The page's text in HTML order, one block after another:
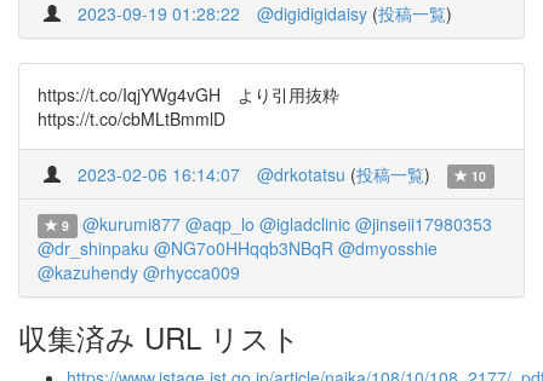
2023-09-19 01:28:22 @digidigidaisy (投稿一覧)
https://t.co/IqjYWg4vGH より引用抜粋
https://t.co/cbMLtBmmlD
2023-02-06 16:14:07 @drkotatsu (投稿一覧) 10
9 @kurumi877 @aqp_lo @igladclinic @jinseii17980353
@dr_shinpaku @NG7o0HHqqb3NBqR @dmyosshie
@kazuhendy @rhycca009
収集済み URL リスト